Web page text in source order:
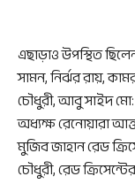
এছাড়াও উপস্থিত
সামন, নির্ঝর রায়,
চৌধুরী, আবু সাইদ মো:
অধ্যক্ষ রেনোয়ারা
মুজিব জাহান রেড
চৌধুরী, রেড